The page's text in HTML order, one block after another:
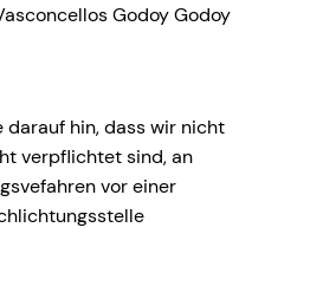
Godoy Godoy
darauf hin, dass wir nicht
verpflichtet sind, an
vor einer